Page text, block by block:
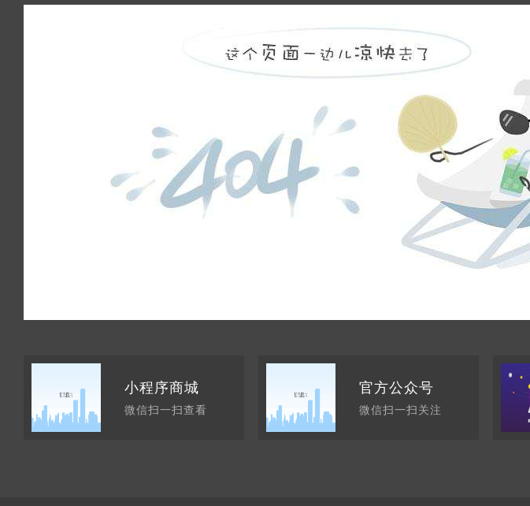
小程序商城
微信扫一扫查看
官方公众号
微信扫一扫关注